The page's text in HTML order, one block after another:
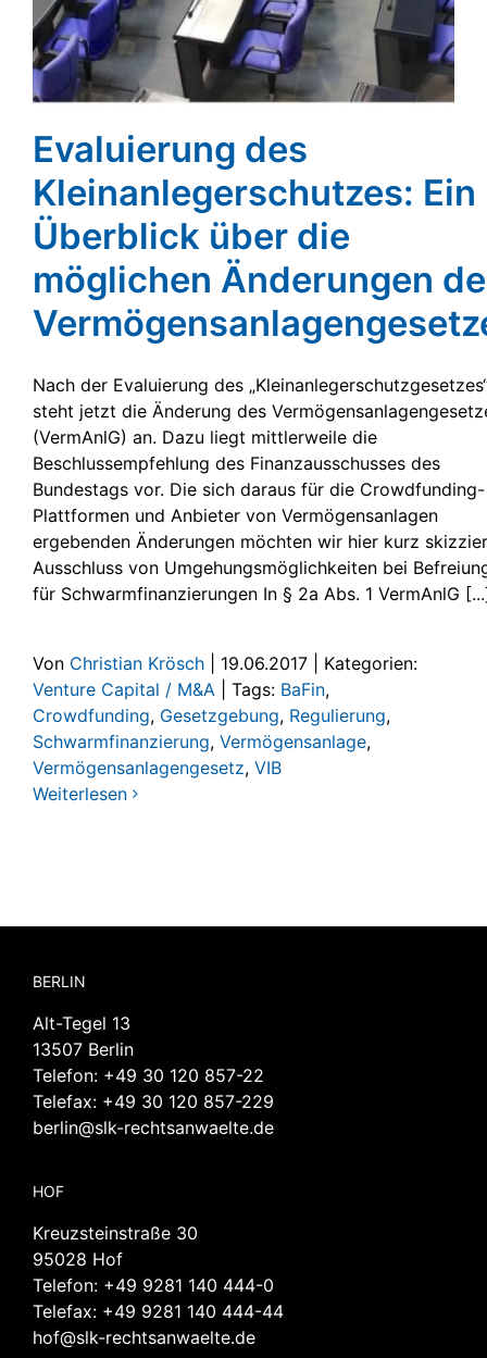
Evaluierung des
Kleinanlegerschutzes: Ein
Überblick über die
möglichen Änderungen
Nach der Evaluierung des
steht jetzt die Änderung des
(VermAnlG) an. Dazu liegt mittlerweile die
Beschlussempfehlung des Finanzausschusses des
Bundestags vor. Die sich daraus für die Crowdfunding-
Plattformen und Anbieter von Vermögensanlagen
ergebenden Änderungen möchten wir hier kurz
Ausschluss von Umgehungsmöglichkeiten bei
für Schwarmfinanzierungen In § 2a Abs. 1 VermAnlG
Von Christian Krösch 19.06.2017
Kategorien:
Venture Capital / M&A
Tags: BaFin,
Crowdfunding, Gesetzgebung, Regulierung,
Schwarmfinanzierung, Vermögensanlage,
Vermögensanlagengesetz, VIB
Weiterlesen
BERLIN
Alt-Tegel 13
13507 Berlin
Telefon: +49 30 120 857-22
Telefax: +49 30 120 857-229
berlin@slk-rechtsanwaelte.de
HOF
Kreuzsteinstraße 30
95028 Hof
Telefon: +49 9281 140 444-0
Telefax: +49 9281 140 444-44
hof@slk-rechtsanwaelte.de